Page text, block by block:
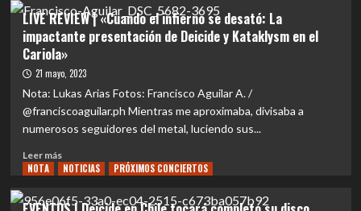
a
Behemoth,
Deicide
y
Nidhogg
Chile
🔥
EVENTOS
|
CL.Rock
se
traslada
Hipódromo
Chile,
suma
Hypocrisy
e
baja
LIVE REVIEW | «Cuando el infierno se desató: La
impactante presentación de Deicide y Kataklysm en el
Cariola»
21 mayo, 2023
Nota: Lukas Arias Fotos: Francisco Aguilar A. /
@franciscoaguilar.ph Mientras me aproximaba, divisaba a
numerosos seguidores del metal, luciendo sus...
Leer másLeer
más
LIVE
NOTA NOTICIAS PRÓXIMOS CONCIERTOS